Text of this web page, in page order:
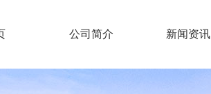
公司简介 新闻资讯